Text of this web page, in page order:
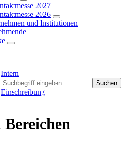
2027
2026
und Institutionen
Intern
Suchen
Einschreibung
Bereichen